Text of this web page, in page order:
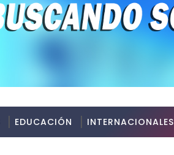
EDUCACIÓN INTERNACIONALES